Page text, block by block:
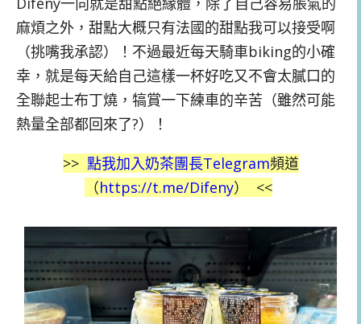
麻煩之外，甜點大概只有法國的甜點我可以接受啊
（挑嘴我承認）！不過最近每天騎車biking的小確
幸，就是每天給自己這樣一杯好吃又不會太膩口的
全聯起士布丁燒，犒賞一下練車的辛苦（雖然可能
熱量全部都回來了?）！
>> 點我加入奶茶團長Telegram頻道
（https://t.me/Difeny） <<